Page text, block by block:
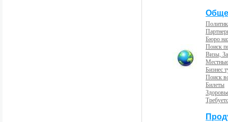
Бюро
Поиск
Визы,
Бизнес
Поиск
Билеты